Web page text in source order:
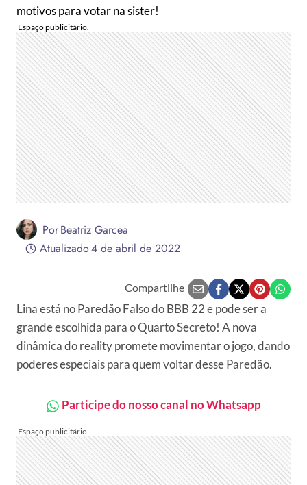
motivos para votar na sister!
PorBeatriz Garcea
Atualizado4 de abril de 2022
Compartilhe
Lina está no Paredão Falso do BBB 22 e pode ser a
grande escolhida para o Quarto Secreto! A nova
dinâmica do reality promete movimentar o jogo, dando
poderes especiais para quem voltar desse Paredão.
Participe do nosso canal no Whatsapp